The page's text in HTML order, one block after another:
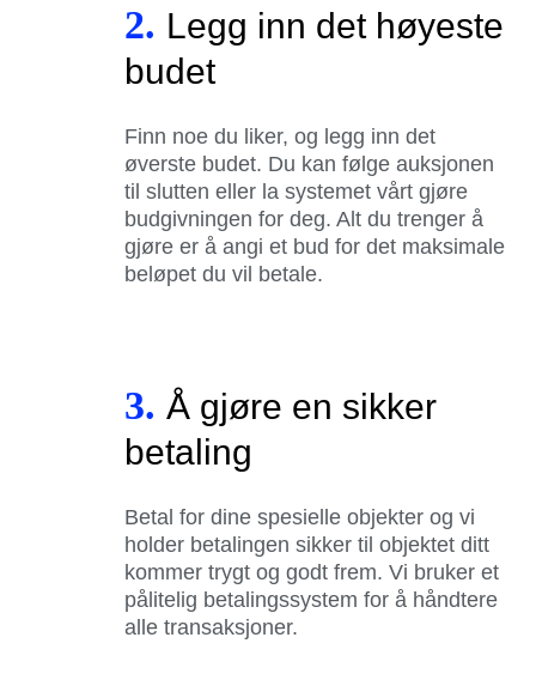
2. Legg inn det høyeste
budet
Finn noe du liker, og legg inn det
øverste budet. Du kan følge auksjonen
til slutten eller la systemet vårt gjøre
budgivningen for deg. Alt du trenger å
gjøre er å angi et bud for det maksimale
beløpet du vil betale.
3. Å gjøre en sikker
betaling
Betal for dine spesielle objekter og vi
holder betalingen sikker til objektet ditt
kommer trygt og godt frem. Vi bruker et
pålitelig betalingssystem for å håndtere
alle transaksjoner.